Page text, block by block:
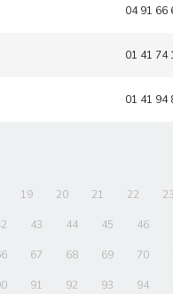
04 91 66
01 41 74
01 41 94
19 20 21 22 23
43 44 45 46
67 68 69 70
91 92 93 94